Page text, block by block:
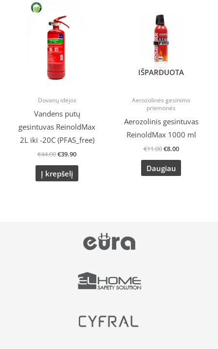
Dovanų idėjos
Vandens putų
gesintuvas ReinoldMax
2L iki -20C (PFAS_free)
€44.00
was:
€44.00.
€39.90
Į krepšelį
IŠPARDUOTA
Aerozolinės gesinimo
priemonės
Aerozolinis gesintuvas
ReinoldMax 1000 ml
€11.00
was:
€11.00.
€8.00
Daugiau